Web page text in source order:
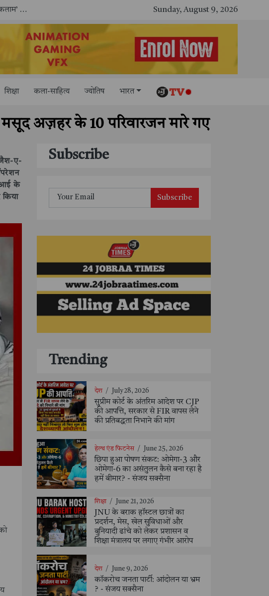
काशी तमिल संगमम् 4.0 में सीआईसीटी का स्टॉल बना तमिल भाषा और संस्कृति का केंद्र, ‘तमिल करकलाम’ से सीखना हुआ सरल Sunday, August 9, 2026
शिक्षा कला-साहित्य ज्योतिष भारत
अज़हर के 10 परिवारजन मारे गए
जैश-ए-
के
Subscribe
Subscribe
Trending
देश / July 28, 2026
सुप्रीम कोर्ट के अंतरिम आदेश पर CJP
की आपत्ति, सरकार से FIR वापस लेने
की प्रतिबद्धता निभाने की मांग
हेल्थ एंड फिटनेस / June 25, 2026
छिपा हुआ पोषण संकट: ओमेगा-3 और
ओमेगा-6 का असंतुलन कैसे बना रहा है
हमें बीमार? - संजय सक्सैना
शिक्षा / June 21, 2026
JNU के बराक हॉस्टल छात्रों का
प्रदर्शन, मेस, खेल सुविधाओं और
बुनियादी ढांचे को लेकर प्रशासन व
शिक्षा मंत्रालय पर लगाए गंभीर आरोप
देश / June 9, 2026
कॉकरोच जनता पार्टी: आंदोलन या भ्रम
? - संजय सक्सैना